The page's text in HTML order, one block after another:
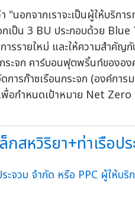
"นอกจากเราจะเป็นผู้ให้บริกา
กเป็น 3 BU ประกอบด้วย
ารรายใหม่ และให้ความสำคั
กระจก คาร์บอนฟุตพริ้นท์ขอ
การก๊าซเรือนกระจก (องค์กา
พื่อกำหนดเป้าหมาย Net
กสหวิริยา+ท่าเรือป